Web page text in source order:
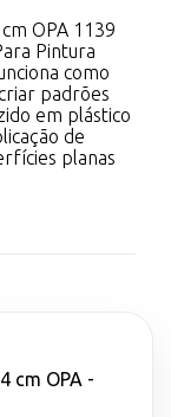
OPA 1139
Pintura
como
padrões
em plástico
de
planas
cm OPA -